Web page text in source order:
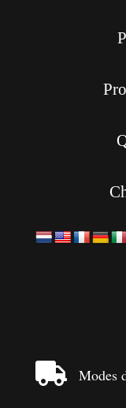
 Modes